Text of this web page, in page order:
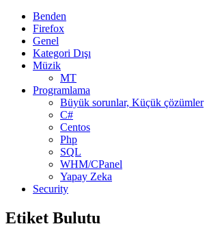
Benden
Firefox
Genel
Kategori Dışı
Müzik
MT
Programlama
Büyük sorunlar, Küçük çözümler
C#
Centos
Php
SQL
WHM/CPanel
Yapay Zeka
Security
Etiket Bulutu